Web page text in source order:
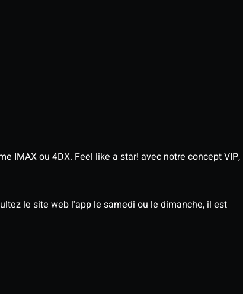
IMAX ou 4DX. Feel like a star! avec notre concept VIP,
le site web l'app le samedi ou le dimanche, il est